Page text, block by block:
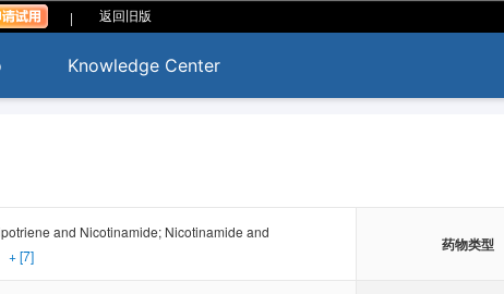
| 返回旧版
Knowledge Center
and Nicotinamide; Nicotinamide and
+ [7]
药物类型